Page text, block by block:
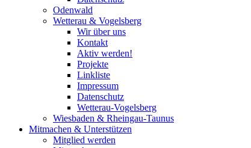
Odenwald
Wetterau & Vogelsberg
Wir über uns
Kontakt
Aktiv werden!
Projekte
Linkliste
Impressum
Datenschutz
Wetterau-Vogelsberg
Wiesbaden & Rheingau-Taunus
Mitmachen & Unterstützen
Mitglied werden